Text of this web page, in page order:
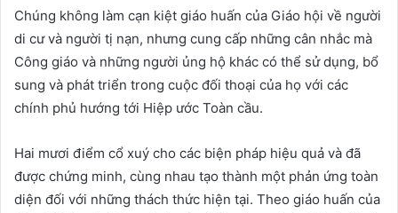
Chúng không làm cạn kiệt giáo huấn của Giáo hội về người
di cư và người tị nạn, nhưng cung cấp những cân nhắc mà
Công giáo và những người ủng hộ khác có thể sử dụng, bổ
sung và phát triển trong cuộc đối thoại của họ với các
chính phủ hướng tới Hiệp ước Toàn cầu.
Hai mươi điểm cổ xuý cho các biện pháp hiệu quả và đã
được chứng minh, cùng nhau tạo thành một phản ứng toàn
diện đối với những thách thức hiện tại. Theo giáo huấn của